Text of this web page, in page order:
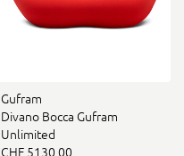
Gufram
Divano Bocca Gufram
Unlimited
CHF 5130.00